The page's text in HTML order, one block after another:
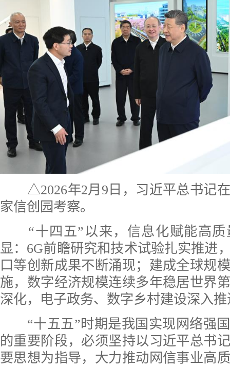
△2026年2月9日，习近平总书记在
家信创园考察。
“十四五”以来，信息化赋能高质
显：6G前瞻研究和技术试验扎实推进
口等创新成果不断涌现；建成全球规
施，数字经济规模连续多年稳居世界
深化，电子政务、数字乡村建设深入
“十五五”时期是我国实现网络强国
的重要阶段，必须坚持以习近平总书
要思想为指导，大力推动网信事业高